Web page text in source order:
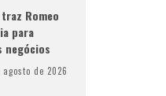
Romeo
para
agosto de 2026